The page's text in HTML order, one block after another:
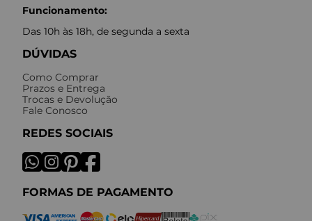
Funcionamento:
Das 10h às 18h, de segunda a sexta
DÚVIDAS
Como Comprar
Prazos e Entrega
Trocas e Devolução
Fale Conosco
REDES SOCIAIS
FORMAS DE PAGAMENTO